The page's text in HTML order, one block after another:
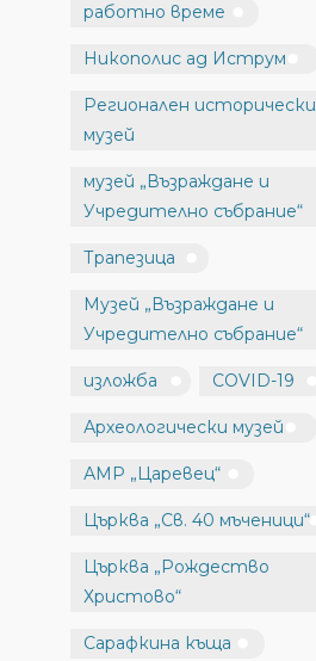
работно време
Никополис ад Иструм
Регионален исторически
музей
музей „Възраждане и
Учредително събрание“
Трапезица
Музей „Възраждане и
Учредително събрание“
изложба COVID-19
Археологически музей
АМР „Царевец“
Църква „Св. 40 мъченици“
Църква „Рождество
Христово“
Сарафкина къща